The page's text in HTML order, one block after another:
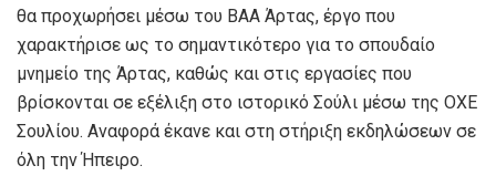
θα προχωρήσει μέσω του ΒΑΑ Άρτας, έργο που
χαρακτήρισε ως το σημαντικότερο για το σπουδαίο
μνημείο της Άρτας, καθώς και στις εργασίες που
βρίσκονται σε εξέλιξη στο ιστορικό Σούλι μέσω της ΟΧΕ
Σουλίου. Αναφορά έκανε και στη στήριξη εκδηλώσεων σε
όλη την Ήπειρο.